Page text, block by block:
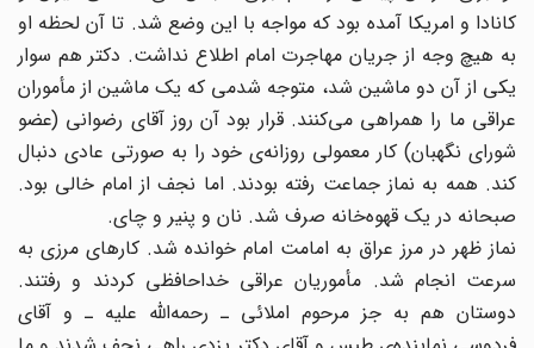
کانادا و امریکا آمده بود که مواجه با این وضع شد. تا آن لحظه او
به هیچ وجه از جریان مهاجرت امام اطلاع نداشت. دکتر هم سوار
یکی از آن دو ماشین شد، متوجه شدمی که یک ماشین از مأموران
عراقی ما را همراهی می‌کنند. قرار بود آن روز آقای رضوانی (عضو
شورای نگهبان) کار معمولی روزانه‌ی خود را به صورتی عادی دنبال
کند. همه به نماز جماعت رفته بودند. اما نجف از امام خالی بود.
صبحانه در یک قهوه‌خانه صرف شد. نان و پنیر و چای.
نماز ظهر در مرز عراق به امامت امام خوانده شد. کارهای مرزی به
سرعت انجام شد. مأموریان عراقی خداحافظی کردند و رفتند.
دوستان هم به جز مرحوم املائی ـ رحمه‌الله علیه ـ و ‌آقای